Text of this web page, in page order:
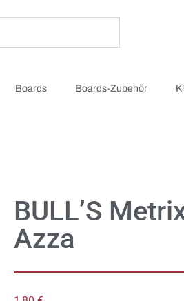
Boards Boards-Zubehör
BULL’S
Azza